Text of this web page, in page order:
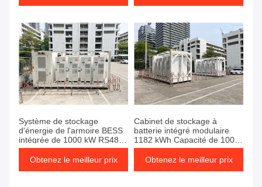
Système de stockage
d'énergie de l'armoire BESS
intégrée de 1000 kW RS485 /
communication Ethernet
Obtenez le meilleur prix
Cabinet de stockage à
batterie intégré modulaire
1182 kWh Capacité de 1000
kW Puissance nominale
Obtenez le meilleur prix